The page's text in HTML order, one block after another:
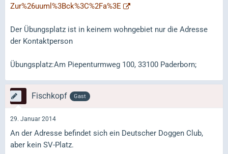
Zur%26uuml%3Bck%3C%2Fa%3E
Der Übungsplatz ist in keinem wohngebiet nur die Adresse
der Kontaktperson
Übungsplatz:Am Piepenturmweg 100, 33100 Paderborn;
Fischkopf Gast
29. Januar 2014
An der Adresse befindet sich ein Deutscher Doggen Club,
aber kein SV-Platz.